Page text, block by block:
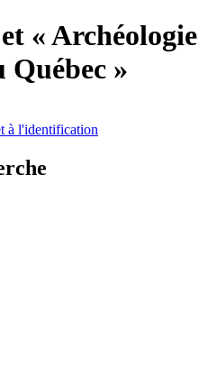
« Archéologie
»
à l'identification